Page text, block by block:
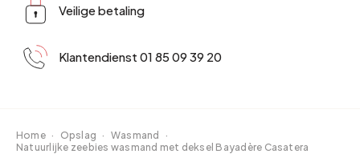
Veilige betaling
Klantendienst 01 85 09 39 20
Home · Opslag · Wasmand
·
Natuurlijke zeebies wasmand met deksel Bayadère Casatera